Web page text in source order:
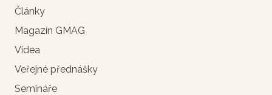
Články
Magazín GMAG
Videa
Veřejné přednášky
Semináře